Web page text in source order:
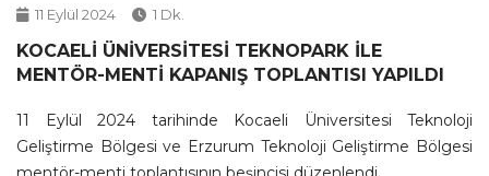
11 Eylül 2024 1 Dk.
KOCAELİ ÜNİVERSİTESİ TEKNOPARK İLE
MENTÖR-MENTİ KAPANIŞ TOPLANTISI YAPILDI
11 Eylül 2024 tarihinde Kocaeli Üniversitesi Teknoloji
Geliştirme Bölgesi ve Erzurum Teknoloji Geliştirme Bölgesi